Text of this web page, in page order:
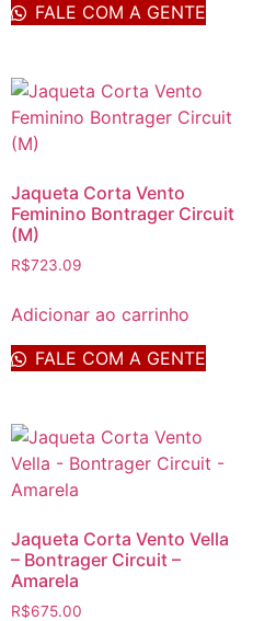
FALE COM A GENTE
Jaqueta Corta Vento
Feminino Bontrager Circuit
(M)
R$723.09
Adicionar ao carrinho
FALE COM A GENTE
Jaqueta Corta Vento Vella
– Bontrager Circuit –
Amarela
R$675.00